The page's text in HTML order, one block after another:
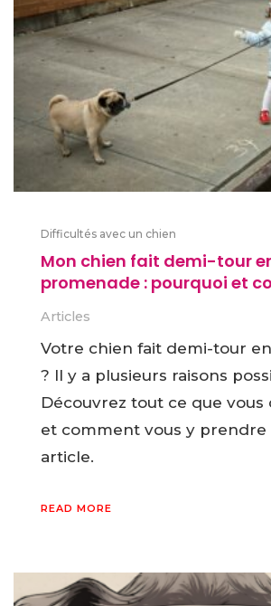
Difficultés avec un chien
Mon chien fait demi-tour
promenade : pourquoi et
Articles
Votre chien fait demi-tour
? Il y a plusieurs raisons
Découvrez tout ce que vous
et comment vous y prendre
article.
READ MORE